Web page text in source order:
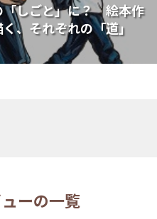
「しごと」に？ 絵本作
、それぞれの「道」
ーの一覧